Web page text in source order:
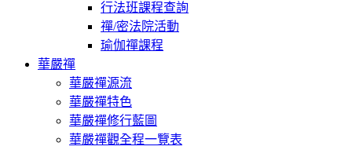
行法班課程查詢
禪/密法院活動
瑜伽禪課程
華嚴禪
華嚴禪源流
華嚴禪特色
華嚴禪修行藍圖
華嚴禪觀全程一覽表